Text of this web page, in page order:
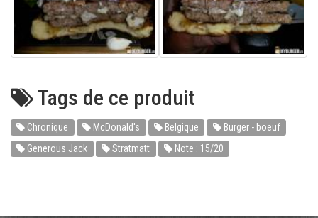
Tags de ce produit
Chronique McDonald's Belgique
Burger - boeuf
Generous Jack
Stratmatt Note : 15/20